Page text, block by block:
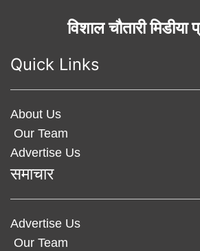
विशाल चौतारी मिडीया
Quick Links
About Us
Our Team
Advertise Us
समाचार
Advertise Us
Our Team